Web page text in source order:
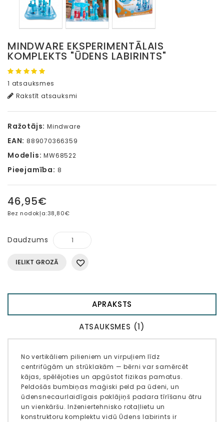
MINDWARE EKSPERIMENTĀLAIS
KOMPLEKTS "ŪDENS LABIRINTS"
1 atsauksmes
Rakstīt atsauksmi
Ražotājs: Mindware
EAN: 889070366359
Modelis: MW68522
Pieejamība: 8
46,95€
Bez nodokļa:38,80€
Daudzums
IELIKT GROZĀ
APRAKSTS
ATSAUKSMES (1)
No vertikāliem pilieniem un virpuļiem līdz
centrifūgām un strūklakām — bērni var samērcēt
kājas, spēlējoties un apgūstot fizikas pamatus.
Peldošās bumbiņas maģiski peld pa ūdeni, un
ūdensnecaurlaidīgais paklājiņš padara tīrīšanu ātru
un vienkāršu. Inženiertehnisko rotaļlietu un
konstruktoru komplektu vidū Ūdens labirints ir